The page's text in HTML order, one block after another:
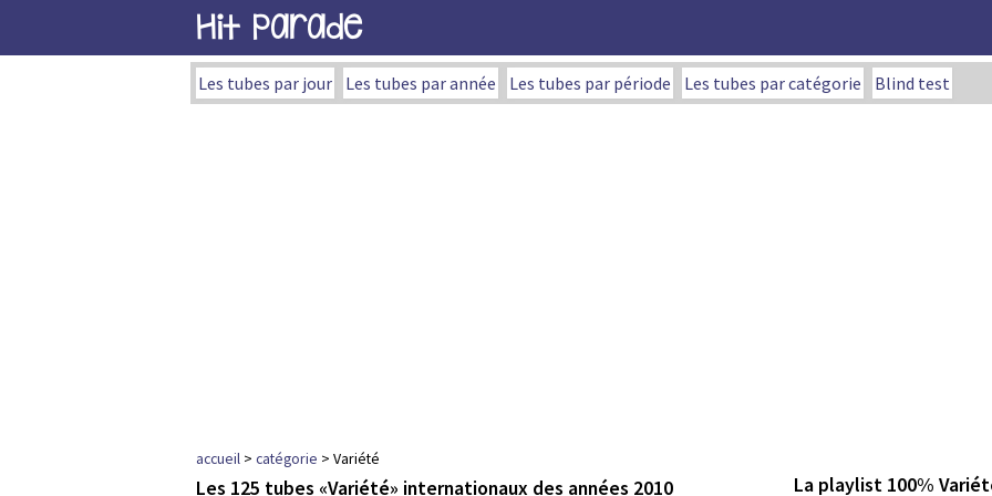
Hit Parade
Les tubes par jour Les tubes par année Les tubes par période Les tubes par catégorie Blind test
accueil > catégorie > Variété
La playlist 100%
Les 125 tubes «Variété» internationaux des années 2010